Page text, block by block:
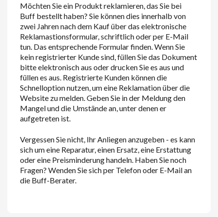
Möchten Sie ein Produkt reklamieren, das Sie bei
Buff bestellt haben? Sie können dies innerhalb von
zwei Jahren nach dem Kauf über das elektronische
Reklamastionsformular, schriftlich oder per E-Mail
tun. Das entsprechende Formular finden. Wenn Sie
kein registrierter Kunde sind, füllen Sie das Dokument
bitte elektronisch aus oder drucken Sie es aus und
füllen es aus. Registrierte Kunden können die
Schnelloption nutzen, um eine Reklamation über die
Website zu melden. Geben Sie in der Meldung den
Mangel und die Umstände an, unter denen er
aufgetreten ist.
Vergessen Sie nicht, Ihr Anliegen anzugeben - es kann
sich um eine Reparatur, einen Ersatz, eine Erstattung
oder eine Preisminderung handeln. Haben Sie noch
Fragen? Wenden Sie sich per Telefon oder E-Mail an
die Buff-Berater.